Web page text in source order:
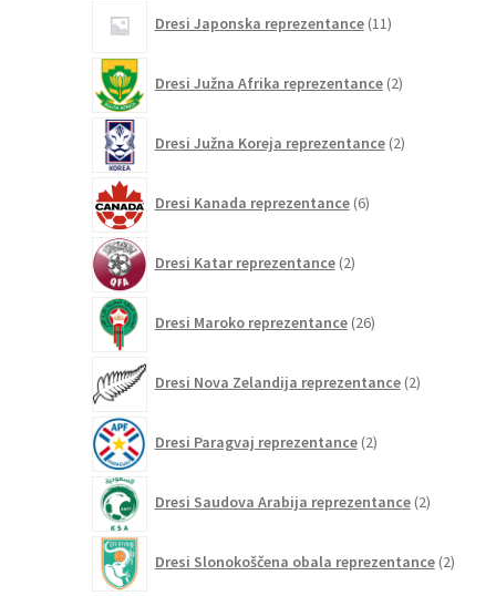
Dresi Japonska reprezentance 11izdelkov
Dresi Južna Afrika reprezentance 2izdelka
Dresi Južna Koreja reprezentance 2izdelka
Dresi Kanada reprezentance 6izdelkov
Dresi Katar reprezentance 2izdelka
Dresi Maroko reprezentance 26izdelkov
Dresi Nova Zelandija reprezentance 2izdelka
Dresi Paragvaj reprezentance 2izdelka
Dresi Saudova Arabija reprezentance 2izdelka
Dresi Slonokoščena obala reprezentance 2izdelka